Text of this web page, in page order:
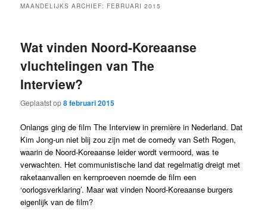
MAANDELIJKS ARCHIEF: FEBRUARI 2015
Wat vinden Noord-Koreaanse
vluchtelingen van The
Interview?
Geplaatst op8 februari 2015
Onlangs ging de film The Interview in première in Nederland. Dat
Kim Jong-un niet blij zou zijn met de comedy van Seth Rogen,
waarin de Noord-Koreaanse leider wordt vermoord, was te
verwachten. Het communistische land dat regelmatig dreigt met
raketaanvallen en kernproeven noemde de film een
‘oorlogsverklaring’. Maar wat vinden Noord-Koreaanse burgers
eigenlijk van de film?